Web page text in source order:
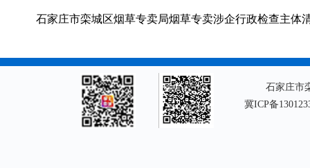
石家庄市栾城区烟草专卖局烟草专卖涉企行政检查主体